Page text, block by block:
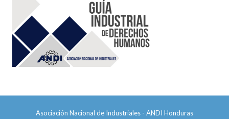
Asociación Nacional de Industriales - ANDI Honduras